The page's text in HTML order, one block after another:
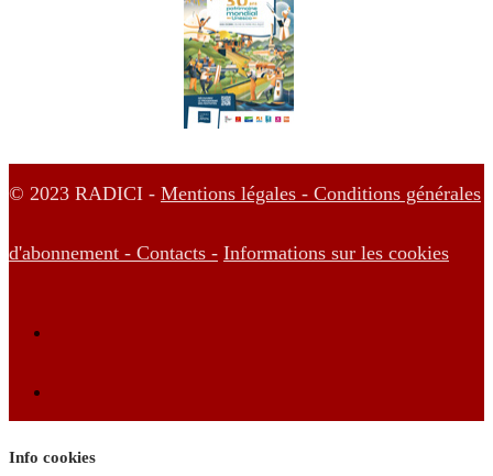
© 2023 RADICI - Mentions légales - Conditions générales
d'abonnement - Contacts - Informations sur les cookies
Info cookies